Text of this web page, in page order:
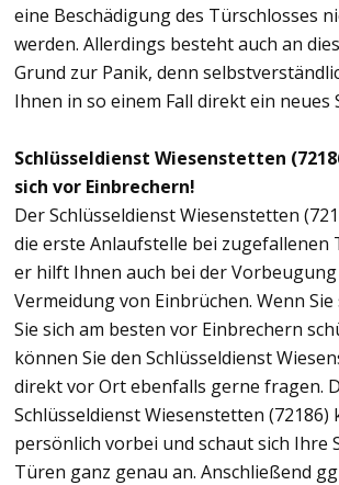
eine Beschädigung des Türschlosses
werden. Allerdings besteht auch an
Grund zur Panik, denn
Ihnen in so einem Fall direkt ein neues
Schlüsseldienst Wiesenstetten
sich vor Einbrechern!
Der Schlüsseldienst Wiesenstetten
die erste Anlaufstelle bei zugefallenen
er hilft Ihnen auch bei der
Vermeidung von Einbrüchen. Wenn Sie
Sie sich am besten vor Einbrechern
können Sie den Schlüsseldienst
direkt vor Ort ebenfalls gerne fragen.
Schlüsseldienst Wiesenstetten
persönlich vorbei und schaut sich Ihre
Türen ganz genau an. Anschließend